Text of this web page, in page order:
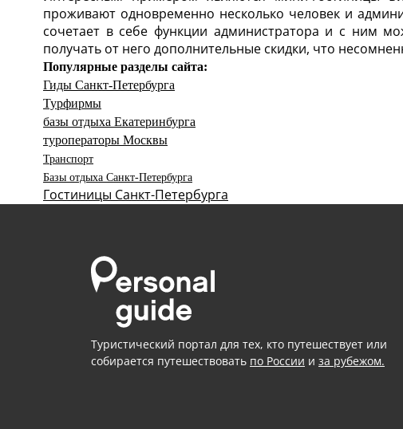
проживают одновременно несколько человек и
сочетает в себе функции администратора и с ним
получать от него дополнительные скидки, что
Популярные разделы сайта:
Гиды Санкт-Петербурга
Турфирмы
базы отдыха Екатеринбурга
туроператоры Москвы
Транспорт
Базы отдыха Санкт-Петербурга
Гостиницы Санкт-Петербурга
Туристический портал для тех, кто путешествует или
собирается путешествовать по России и за рубежом.